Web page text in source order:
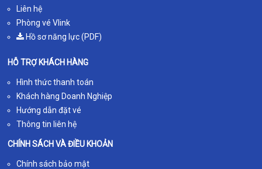
Liên hệ
Phòng vé Vlink
Hồ sơ năng lực (PDF)
HỖ TRỢ KHÁCH HÀNG
Hình thức thanh toán
Khách hàng Doanh Nghiệp
Hướng dẫn đặt vé
Thông tin liên hệ
CHÍNH SÁCH VÀ ĐIỀU KHOẢN
Chính sách bảo mật